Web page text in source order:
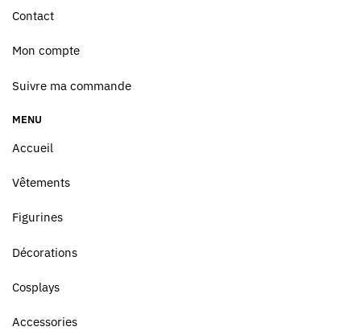
Contact
Mon compte
Suivre ma commande
MENU
Accueil
Vêtements
Figurines
Décorations
Cosplays
Accessories